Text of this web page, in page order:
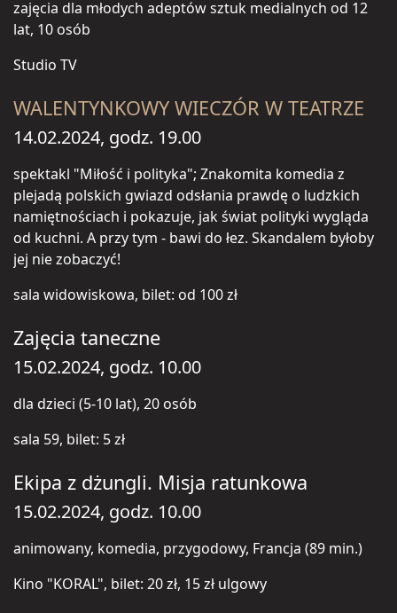
zajęcia dla młodych adeptów sztuk medialnych od 12
lat, 10 osób
Studio TV
WALENTYNKOWY WIECZÓR W TEATRZE
14.02.2024, godz. 19.00
spektakl "Miłość i polityka"; Znakomita komedia z
plejadą polskich gwiazd odsłania prawdę o ludzkich
namiętnościach i pokazuje, jak świat polityki wygląda
od kuchni. A przy tym - bawi do łez. Skandalem byłoby
jej nie zobaczyć!
sala widowiskowa, bilet: od 100 zł
Zajęcia taneczne
15.02.2024, godz. 10.00
dla dzieci (5-10 lat), 20 osób
sala 59, bilet: 5 zł
Ekipa z dżungli. Misja ratunkowa
15.02.2024, godz. 10.00
animowany, komedia, przygodowy, Francja (89 min.)
Kino "KORAL", bilet: 20 zł, 15 zł ulgowy